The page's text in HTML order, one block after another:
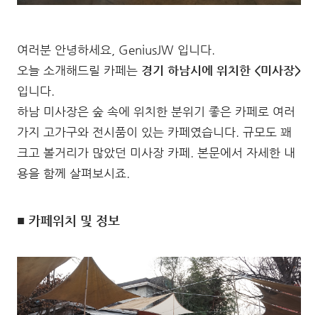
여러분 안녕하세요, GeniusJW 입니다.
오늘 소개해드릴 카페는 경기 하남시에 위치한 <미사장>
입니다.
하남 미사장은 숲 속에 위치한 분위기 좋은 카페로 여러
가지 고가구와 전시품이 있는 카페였습니다. 규모도 꽤
크고 볼거리가 많았던 미사장 카페. 본문에서 자세한 내
용을 함께 살펴보시죠.
■ 카페위치 및 정보